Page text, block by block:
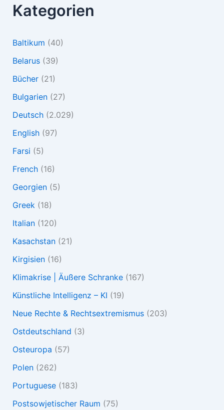
Kategorien
Baltikum (40)
Belarus(39)
Bücher(21)
Bulgarien(27)
Deutsch(2.029)
English(97)
Farsi (5)
French(16)
Georgien(5)
Greek(18)
Italian(120)
Kasachstan(21)
Kirgisien(16)
Klimakrise | Äußere Schranke(167)
Künstliche Intelligenz – KI (19)
Neue Rechte & Rechtsextremismus(203)
Ostdeutschland (3)
Osteuropa (57)
Polen(262)
Portuguese(183)
Postsowjetischer Raum (75)